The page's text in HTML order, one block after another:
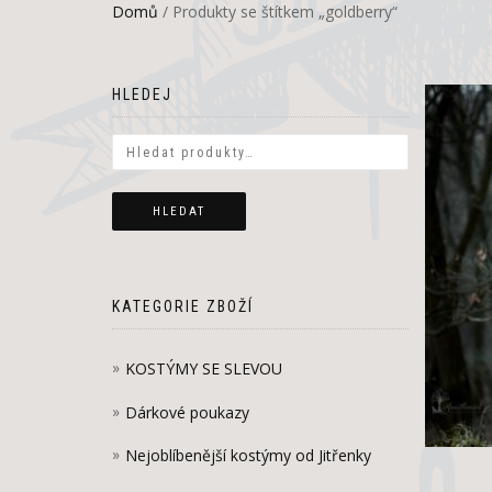
Domů / Produkty se štítkem „goldberry“
HLEDEJ
HLEDAT
KATEGORIE ZBOŽÍ
KOSTÝMY SE SLEVOU
Dárkové poukazy
Nejoblíbenější kostýmy od Jitřenky